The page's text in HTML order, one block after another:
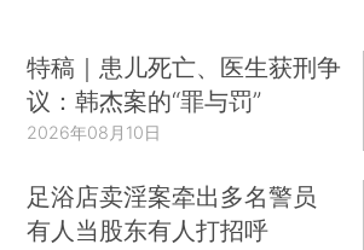
特稿｜患儿死亡、医生获刑争
议：韩杰案的“罪与罚”
2026年08月10日
足浴店卖淫案牵出多名警员
有人当股东有人打招呼